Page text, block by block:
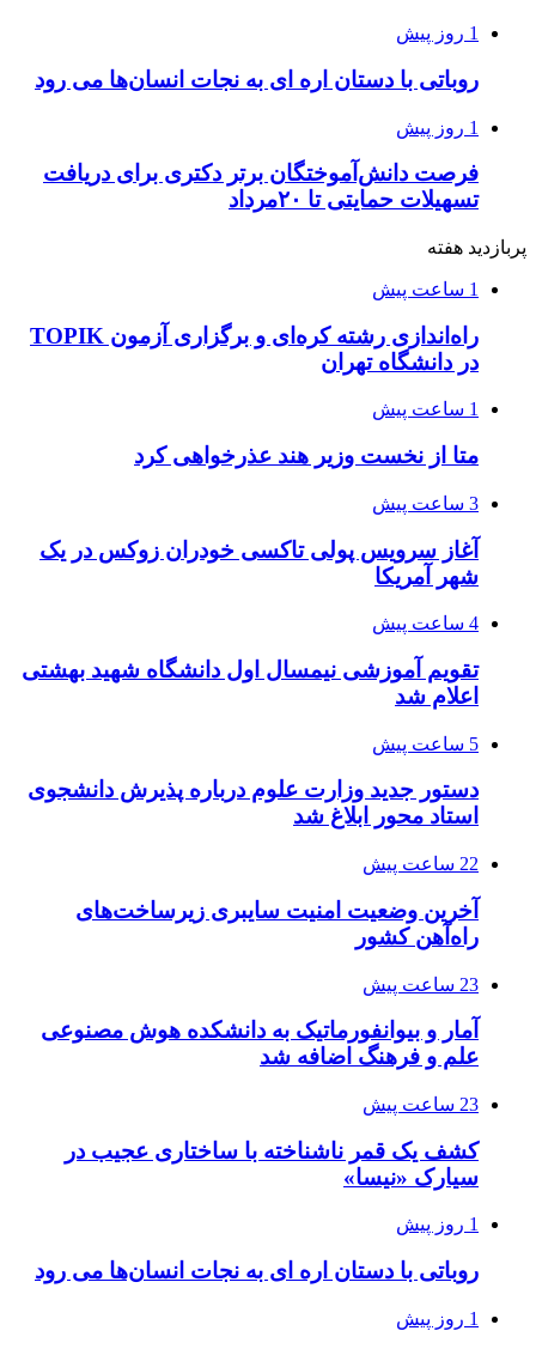
1 روز پیش
روباتی با دستان اره ای به نجات انسان‌ها می رود
1 روز پیش
فرصت دانش‌آموختگان برتر دکتری‌ برای دریافت
تسهیلات حمایتی تا ۲۰مرداد
پربازدید هفته
1 ساعت پیش
راه‌اندازی رشته کره‌ای و برگزاری آزمون TOPIK
در دانشگاه تهران
1 ساعت پیش
متا از نخست وزیر هند عذرخواهی کرد
3 ساعت پیش
آغاز سرویس پولی تاکسی خودران زوکس در یک
شهر آمریکا
4 ساعت پیش
تقویم آموزشی نیمسال اول دانشگاه شهید بهشتی
اعلام شد
5 ساعت پیش
دستور جدید وزارت علوم درباره پذیرش دانشجوی
استاد محور ابلاغ شد
22 ساعت پیش
آخرین وضعیت امنیت سایبری زیرساخت‌های
راه‌آهن کشور
23 ساعت پیش
آمار و بیوانفورماتیک به دانشکده هوش مصنوعی
علم و فرهنگ اضافه شد
23 ساعت پیش
کشف یک قمر ناشناخته با ساختاری عجیب در
سیارک «نیسا»
1 روز پیش
روباتی با دستان اره ای به نجات انسان‌ها می رود
1 روز پیش